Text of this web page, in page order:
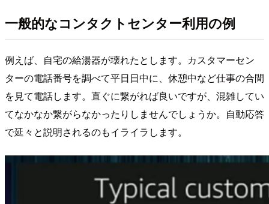
一般的なコンタクトセンター利用の例
例えば、自宅の給湯器が壊れたとします。カスタマーセン
ターの電話番号を調べて平日日中に、休憩中など仕事の合間
を見て電話します。直ぐに繋がれば良いですが、混雑してい
てなかなか繋がらなかったりしませんでしょうか。自動応答
で延々と説明されるのもイライラします。